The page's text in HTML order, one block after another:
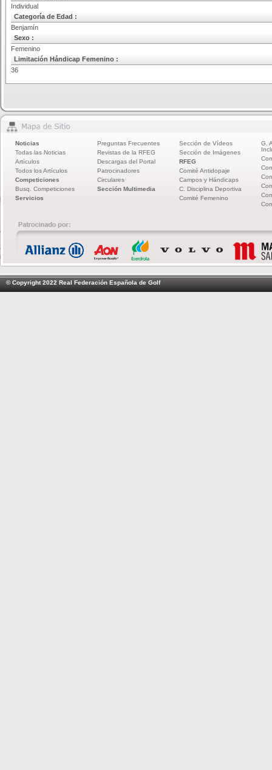
Individual
Categoría de Edad :
Benjamín
Sexo :
Femenino
Limitación Hándicap Femenino :
36
Noticias
Todas las Noticias
Artículos
Todos los Artículos
Competiciones
Busq. Competiciones
Servicios
Preguntas Frecuentes
Revistas de la RFEG
Descargas del Portal
Patrocinadores
Circulares
Sección Multimedia
Sección de Vídeos
Sección de Imágenes
RFEG
Comité Antidopaje
Campos y Hándicaps
C. Disciplina Deportiva
Comité Femenino
G.
© Copyright 2022 Real Federación Española de Golf